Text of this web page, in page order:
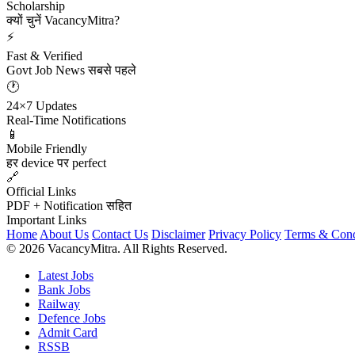
Scholarship
क्यों चुनें VacancyMitra?
⚡
Fast & Verified
Govt Job News सबसे पहले
🕐
24×7 Updates
Real-Time Notifications
📱
Mobile Friendly
हर device पर perfect
🔗
Official Links
PDF + Notification सहित
Important Links
Home About Us Contact Us Disclaimer Privacy Policy Terms &
© 2026 VacancyMitra. All Rights Reserved.
Latest Jobs
Bank Jobs
Railway
Defence Jobs
Admit Card
RSSB